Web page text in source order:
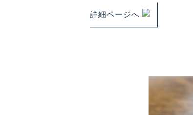
詳細ページへ